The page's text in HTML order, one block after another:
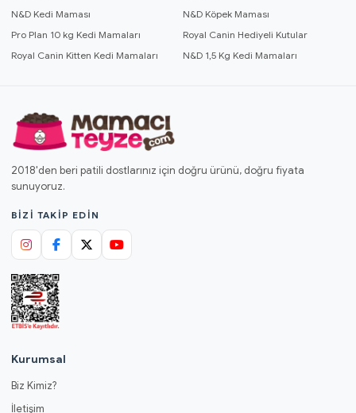
N&D Kedi Maması
N&D Köpek Maması
Pro Plan 10 kg Kedi Mamaları
Royal Canin Hediyeli Kutular
Royal Canin Kitten Kedi Mamaları
N&D 1,5 Kg Kedi Mamaları
2018'den beri patili dostlarınız için doğru ürünü, doğru fiyata
sunuyoruz.
BIZI TAKIP EDIN
Kurumsal
Biz Kimiz?
İletişim